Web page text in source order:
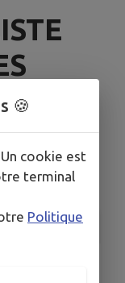
🍪
cookie est
terminal
Politique